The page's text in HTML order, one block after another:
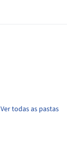
Ver todas as pastas